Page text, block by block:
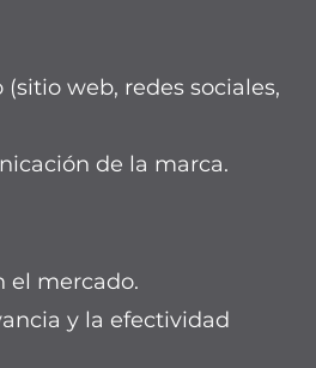
web, redes sociales,
de la marca.
el mercado.
y la efectividad